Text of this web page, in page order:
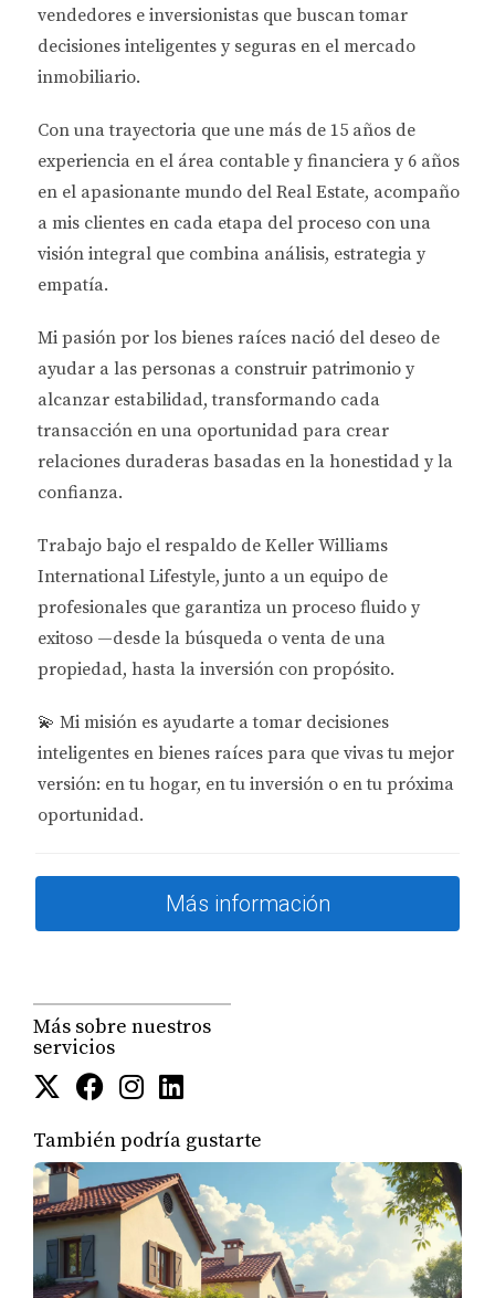
o especialización
Hasta $1,000,000
📊 ¿Cuánto financiamiento puedes recibir
según tu puntaje de crédito?
🏠 Monto del
préstamo
FICO 680–
699
FICO 700–
719
FICO
720+
Hasta $1,000,000
Hasta $1,500,000
Hasta $2,000,000
90%
Mientras mayor sea tu FICO, mejores serán las
condiciones que puedes obtener.
👩‍⚕️ ¿Quiénes califican para este préstamo?
Debes trabajar en una de las siguientes profesiones
ÁREA MÉDICA:
Médicos (MD, DO)
Residentes, internos, fellows
Dentistas (DMD/DDS), ortodoncistas, cirujanos
dentales
Podólogos (DPM)
Optometristas
Veterinarios
Enfermeros(as) profesionales (NP)
OTRAS PROFESIONES ELEGIBLES:
Abogados
Quiroprácticos (DC)
Contadores Públicos Certificados (CPA)
vendedores e inversionistas que buscan tomar
decisiones inteligentes y seguras en el mercado
inmobiliario.
Con una trayectoria que une más de 15 años de
experiencia en el área contable y financiera y 6 años
en el apasionante mundo del Real Estate, acompaño
a mis clientes en cada etapa del proceso con una
visión integral que combina análisis, estrategia y
empatía.
Mi pasión por los bienes raíces nació del deseo de
ayudar a las personas a construir patrimonio y
alcanzar estabilidad, transformando cada
transacción en una oportunidad para crear
relaciones duraderas basadas en la honestidad y la
confianza.
Trabajo bajo el respaldo de Keller Williams
International Lifestyle, junto a un equipo de
profesionales que garantiza un proceso fluido y
exitoso —desde la búsqueda o venta de una
propiedad, hasta la inversión con propósito.
💫 Mi misión es ayudarte a tomar decisiones
inteligentes en bienes raíces para que vivas tu mejor
versión: en tu hogar, en tu inversión o en tu próxima
oportunidad.
Más información
Más sobre nuestros
servicios
También podría gustarte